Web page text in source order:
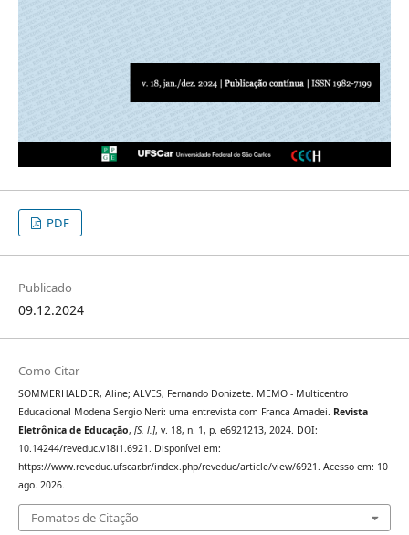
PDF
Publicado
09.12.2024
Como Citar
SOMMERHALDER, Aline; ALVES, Fernando Donizete. MEMO - Multicentro
Educacional Modena Sergio Neri: uma entrevista com Franca Amadei. Revista
Eletrônica de Educação, [S. l.], v. 18, n. 1, p. e6921213, 2024. DOI:
10.14244/reveduc.v18i1.6921. Disponível em:
https://www.reveduc.ufscar.br/index.php/reveduc/article/view/6921. Acesso em: 10
ago. 2026.
Fomatos de Citação